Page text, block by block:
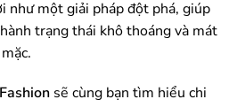
như một giải pháp đột phá, giúp
trạng thái khô thoáng và mát
sẽ cùng bạn tìm hiểu chi